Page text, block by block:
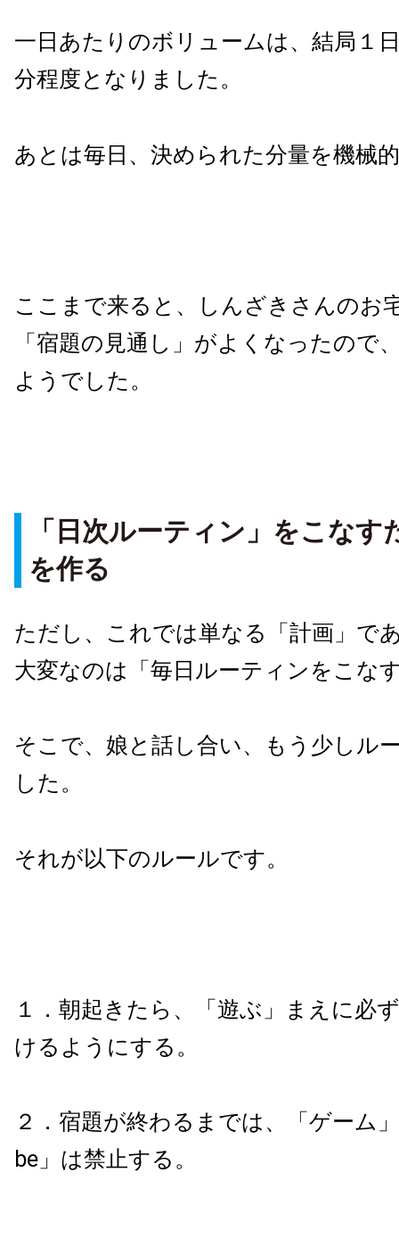
一日あたりのボリュームは、結局１
分程度となりました。
あとは毎日、決められた分量を機械
ここまで来ると、しんざきさんのお
「宿題の見通し」がよくなったので
ようでした。
「日次ルーティン」をこなす
を作る
ただし、これでは単なる「計画」で
大変なのは「毎日ルーティンをこな
そこで、娘と話し合い、もう少しル
した。
それが以下のルールです。
１．朝起きたら、「遊ぶ」まえに必
けるようにする。
２．宿題が終わるまでは、「ゲーム
be」は禁止する。